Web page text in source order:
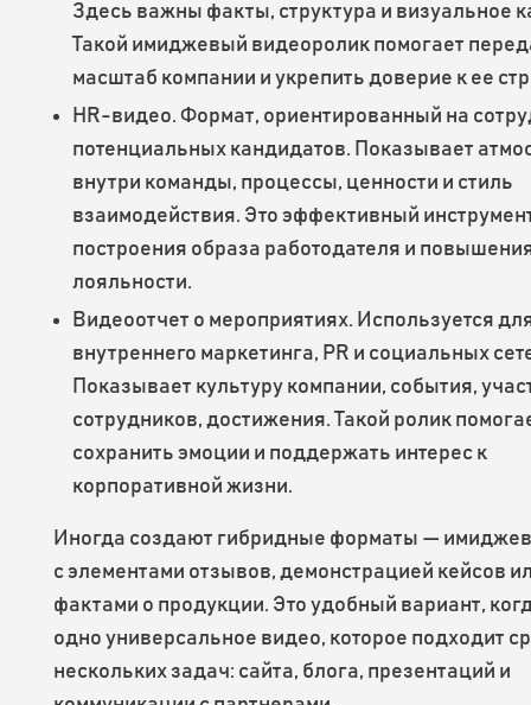
Здесь важны факты, структура и визуальное
Такой имиджевый видеоролик помогает
масштаб компании и укрепить доверие к ее
HR-видео. Формат, ориентированный на
потенциальных кандидатов. Показывает
внутри команды, процессы, ценности и стиль
взаимодействия. Это эффективный
построения образа работодателя и
лояльности.
Видеоотчет о мероприятиях. Используется
внутреннего маркетинга, PR и социальных
Показывает культуру компании, события,
сотрудников, достижения. Такой ролик
сохранить эмоции и поддержать интерес к
корпоративной жизни.
Иногда создают гибридные форматы —
с элементами отзывов, демонстрацией кейсов
фактами о продукции. Это удобный вариант,
одно универсальное видео, которое подходит
нескольких задач: сайта, блога, презентаций и